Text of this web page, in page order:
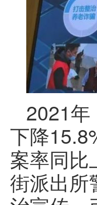
2021
下降
案率同比
街派出所